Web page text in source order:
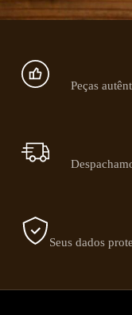
Peças
Seus dados